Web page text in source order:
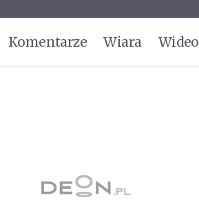
Komentarze Wiara Wideo